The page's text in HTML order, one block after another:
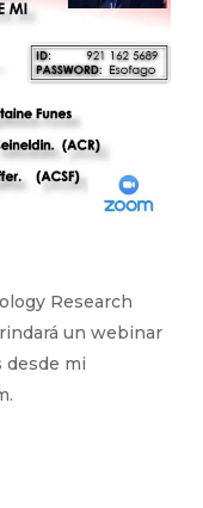
Research
un webinar
desde mi